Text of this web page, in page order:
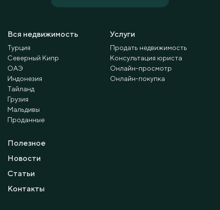
Вся недвижимость
Турция
Северный Кипр
ОАЭ
Индонезия
Тайланд
Грузия
Мальдивы
Проданные
Услуги
Продать недвижимость
Консультация юриста
Онлайн-просмотр
Онлайн-покупка
Полезное
Новости
Статьи
Контакты